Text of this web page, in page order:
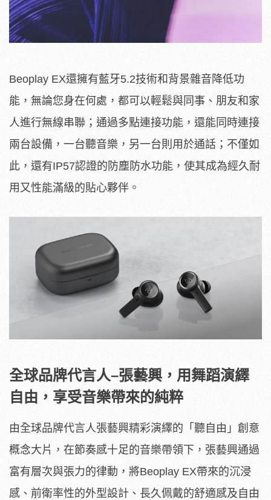
Beoplay EX還擁有藍牙5.2技術和背景雜音降低功
能，無論您身在何處，都可以輕鬆與同事、朋友和家
人進行無線串聯；通過多點連接功能，還能同時連接
兩台設備，一台聽音樂，另一台則用於通話；不僅如
此，還有IP57認證的防塵防水功能，使其成為經久耐
用又性能滿級的貼心夥伴。
全球品牌代言人–張藝興，用舞蹈演繹
自由，享受音樂帶來的純粹
由全球品牌代言人張藝興精彩演繹的「聽自由」創意
概念大片，在節奏感十足的音樂帶領下，張藝興通過
富有層次與張力的律動，將Beoplay EX帶來的沉浸
感、前衛率性的外型設計、長久佩戴的舒適感及自由